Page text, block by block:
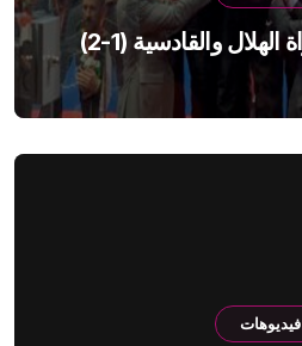
بالفيديو | ملخص مباراة الهلال والقادسية (1-2)
فيديوهات